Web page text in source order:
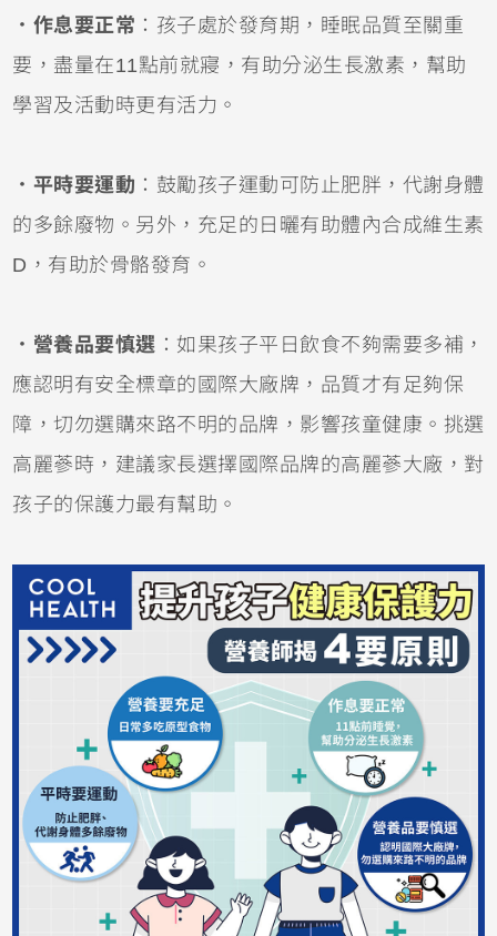
． 作息要正常 ：孩子處於發育期，睡眠品質至關重
要，盡量在11點前就寢，有助分泌生長激素，幫助
學習及活動時更有活力。
． 平時要運動 ：鼓勵孩子運動可防止肥胖，代謝身體
的多餘廢物。另外，充足的日曬有助體內合成維生素
D，有助於骨骼發育。
． 營養品要慎選 ：如果孩子平日飲食不夠需要多補，
應認明有安全標章的國際大廠牌，品質才有足夠保
障，切勿選購來路不明的品牌，影響孩童健康。挑選
高麗蔘時，建議家長選擇國際品牌的高麗蔘大廠，對
孩子的保護力最有幫助。